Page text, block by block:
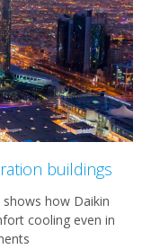
buildings
shows how Daikin
comfort cooling even in